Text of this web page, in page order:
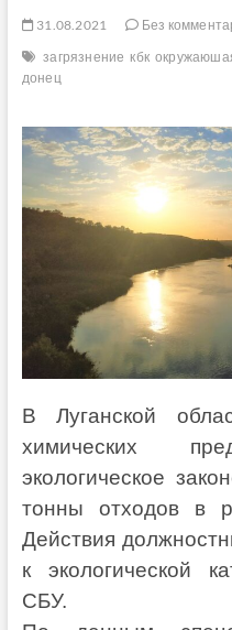
31.08.2021
Без
загрязнение кбк
донец
В Луганской
химических
экологическое
тонны отходов в
Действия
к экологической
СБУ.